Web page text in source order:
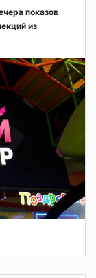
показов
из